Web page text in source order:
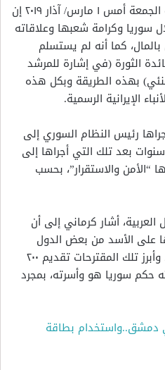
وقال محمد كرماني، في خطبة الجمعة أمس ١ مارس/ آذار ٢٠١٩ إن
سوريا وكرامة شعبها وعلاقاته
بالمال، كما أنه لم يستسلم
الثورة (في إشارة للمرشد
بهذه الطريقة وبكل هذه
الإيرانية الرسمية.
رئيس النظام السوري إلى
طهران، وهي الأولى له منذ ٨ سنوات بعد تلك التي أجراها إلى
“الأمن والاستقرار”، بحسب
أشار كرماني إلى أن
على الأسد من بعض الدول
العربية مقابل ابتعاده عن إيران، وأبرز تلك المقترحات تقديم ٢٠٠
حكم سوريا هو وأسرته، بمجرد
دمشق..واستخدام بطاقة